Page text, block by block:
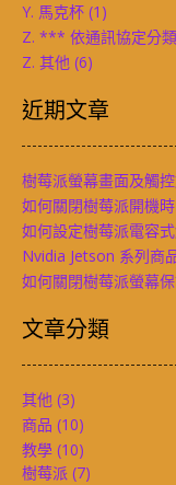
Y. 馬克杯 (1)
Z. *** 依通訊協定分
Z. 其他 (6)
近期文章
樹莓派螢幕畫面及觸
如何關閉樹莓派開機
如何設定樹莓派電容
Nvidia Jetson 系列商
如何關閉樹莓派螢幕
文章分類
其他 (3)
商品 (10)
教學 (10)
樹莓派 (7)